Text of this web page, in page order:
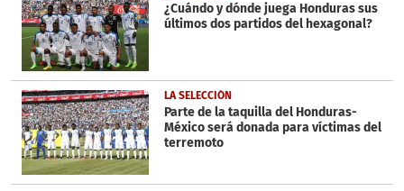
¿Cuándo y dónde juega Honduras sus
últimos dos partidos del hexagonal?
LA SELECCIÓN
Parte de la taquilla del Honduras-
México será donada para víctimas del
terremoto